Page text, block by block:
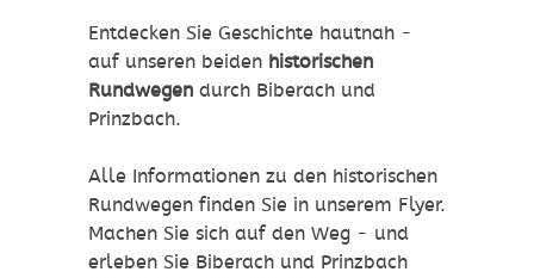
Entdecken Sie Geschichte hautnah -
auf unseren beiden historischen
Rundwegen durch Biberach und
Prinzbach.
Alle Informationen zu den historischen
Rundwegen finden Sie in unserem Flyer.
Machen Sie sich auf den Weg - und
erleben Sie Biberach und Prinzbach